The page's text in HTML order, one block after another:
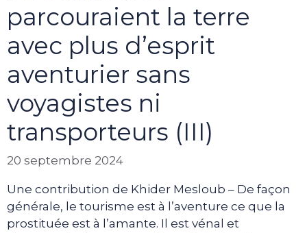
parcouraient la terre
avec plus d’esprit
aventurier sans
voyagistes ni
transporteurs (III)
20 septembre 2024
Une contribution de Khider Mesloub – De façon
générale, le tourisme est à l’aventure ce que la
prostituée est à l’amante. Il est vénal et